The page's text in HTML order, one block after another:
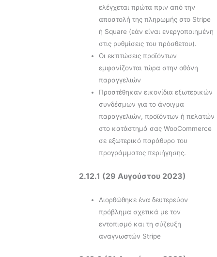
ελέγχεται πρώτα πριν από την
αποστολή της πληρωμής στο Stripe
ή Square (εάν είναι ενεργοποιημένη
στις ρυθμίσεις του πρόσθετου).
Οι εκπτώσεις προϊόντων
εμφανίζονται τώρα στην οθόνη
παραγγελιών
Προστέθηκαν εικονίδια εξωτερικών
συνδέσμων για το άνοιγμα
παραγγελιών, προϊόντων ή πελατών
στο κατάστημά σας WooCommerce
σε εξωτερικό παράθυρο του
προγράμματος περιήγησης.
2.12.1 (29 Αυγούστου 2023)
Διορθώθηκε ένα δευτερεύον
πρόβλημα σχετικά με τον
εντοπισμό και τη σύζευξη
αναγνωστών Stripe